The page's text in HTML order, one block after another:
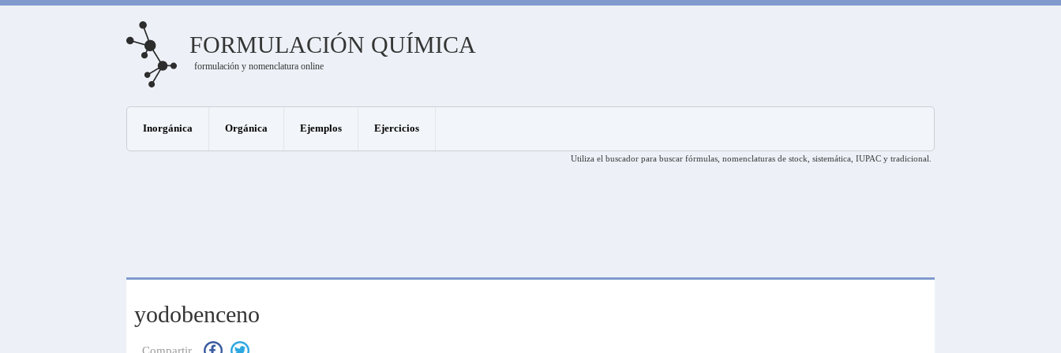
FORMULACIÓN QUÍMICA
formulación y nomenclatura online
Inorgánica Orgánica Ejemplos Ejercicios
Utiliza el buscador para buscar fórmulas, nomenclaturas de stock, sistemática, IUPAC y tradicional.
yodobenceno